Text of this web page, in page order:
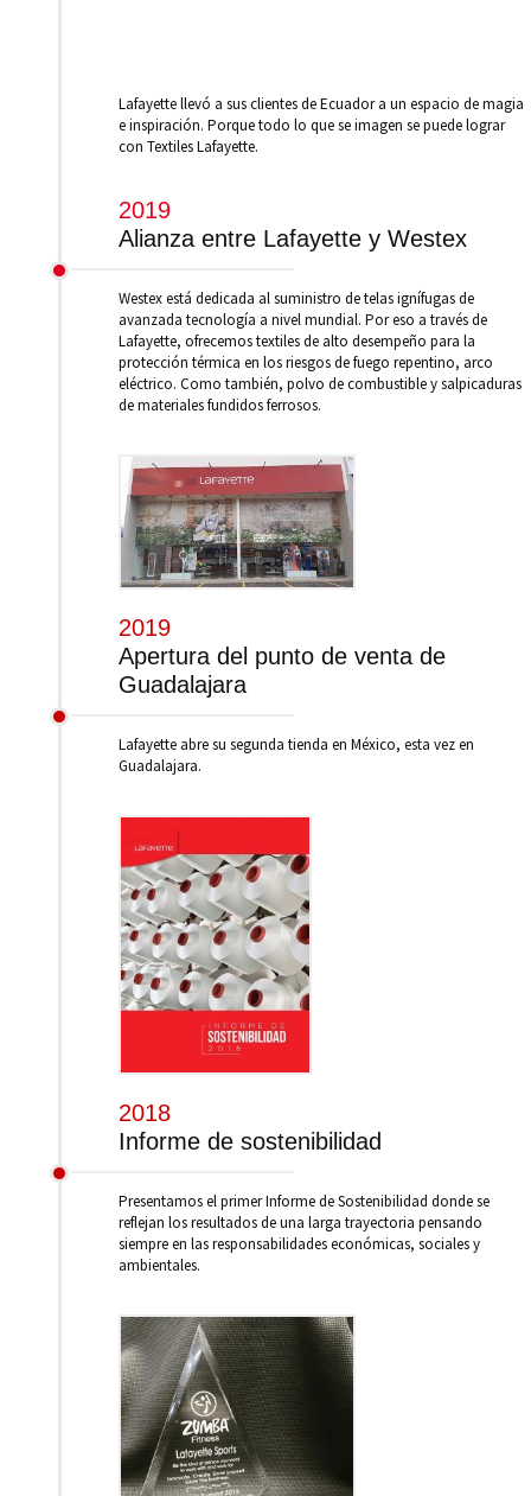
Lafayette llevó a sus clientes de Ecuador a un espacio de magia
e inspiración. Porque todo lo que se imagen se puede lograr
con Textiles Lafayette.
2019
Alianza entre Lafayette y Westex
Westex está dedicada al suministro de telas ignífugas de
avanzada tecnología a nivel mundial. Por eso a través de
Lafayette, ofrecemos textiles de alto desempeño para la
protección térmica en los riesgos de fuego repentino, arco
eléctrico. Como también, polvo de combustible y salpicaduras
de materiales fundidos ferrosos.
2019
Apertura del punto de venta de
Guadalajara
Lafayette abre su segunda tienda en México, esta vez en
Guadalajara.
2018
Informe de sostenibilidad
Presentamos el primer Informe de Sostenibilidad donde se
reflejan los resultados de una larga trayectoria pensando
siempre en las responsabilidades económicas, sociales y
ambientales.